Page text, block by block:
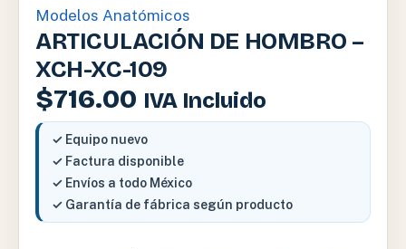
Modelos Anatómicos
ARTICULACIÓN DE HOMBRO –
XCH-XC-109
$716.00 IVA Incluido
✓ Equipo nuevo
✓ Factura disponible
✓ Envíos a todo México
✓ Garantía de fábrica según producto